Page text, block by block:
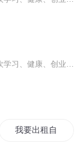
我要出租自己